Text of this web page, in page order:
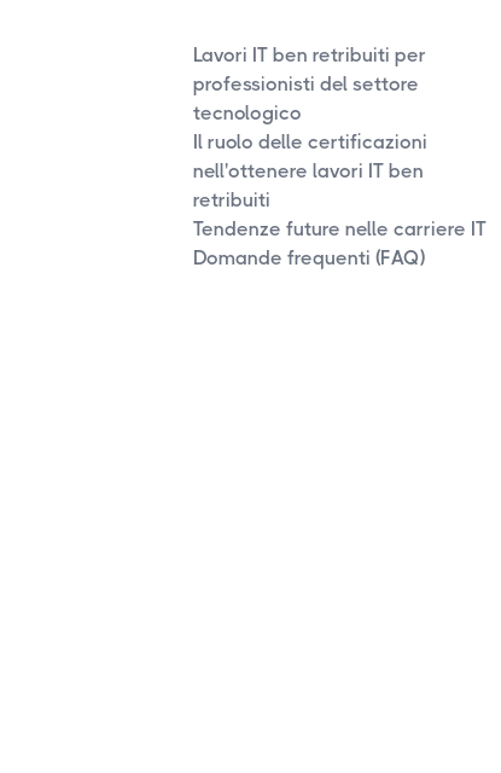
Lavori IT ben retribuiti per
professionisti del settore
tecnologico
Il ruolo delle certificazioni
nell'ottenere lavori IT ben
retribuiti
Tendenze future nelle carriere IT
Domande frequenti (FAQ)